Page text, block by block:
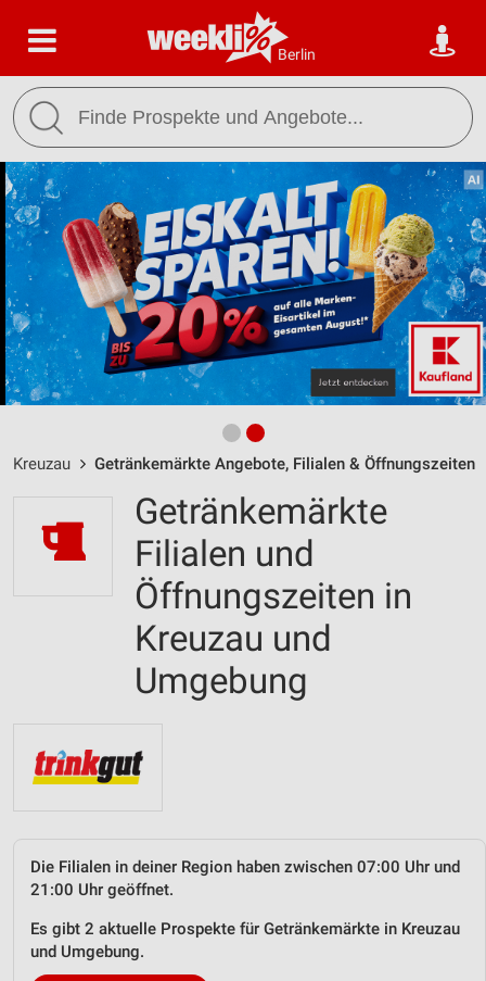
Berlin
Kreuzau Getränkemärkte Angebote, Filialen & Öffnungszeiten
Getränkemärkte
Filialen und
Öffnungszeiten in
Kreuzau und
Umgebung
Die Filialen in deiner Region haben zwischen 07:00 Uhr und
21:00 Uhr geöffnet.
Es gibt 2 aktuelle Prospekte für Getränkemärkte in Kreuzau
und Umgebung.